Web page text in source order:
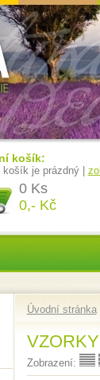
košík:
košík je prázdný |
0 Ks
0,- Kč
Úvodní stránka
Zobrazení: